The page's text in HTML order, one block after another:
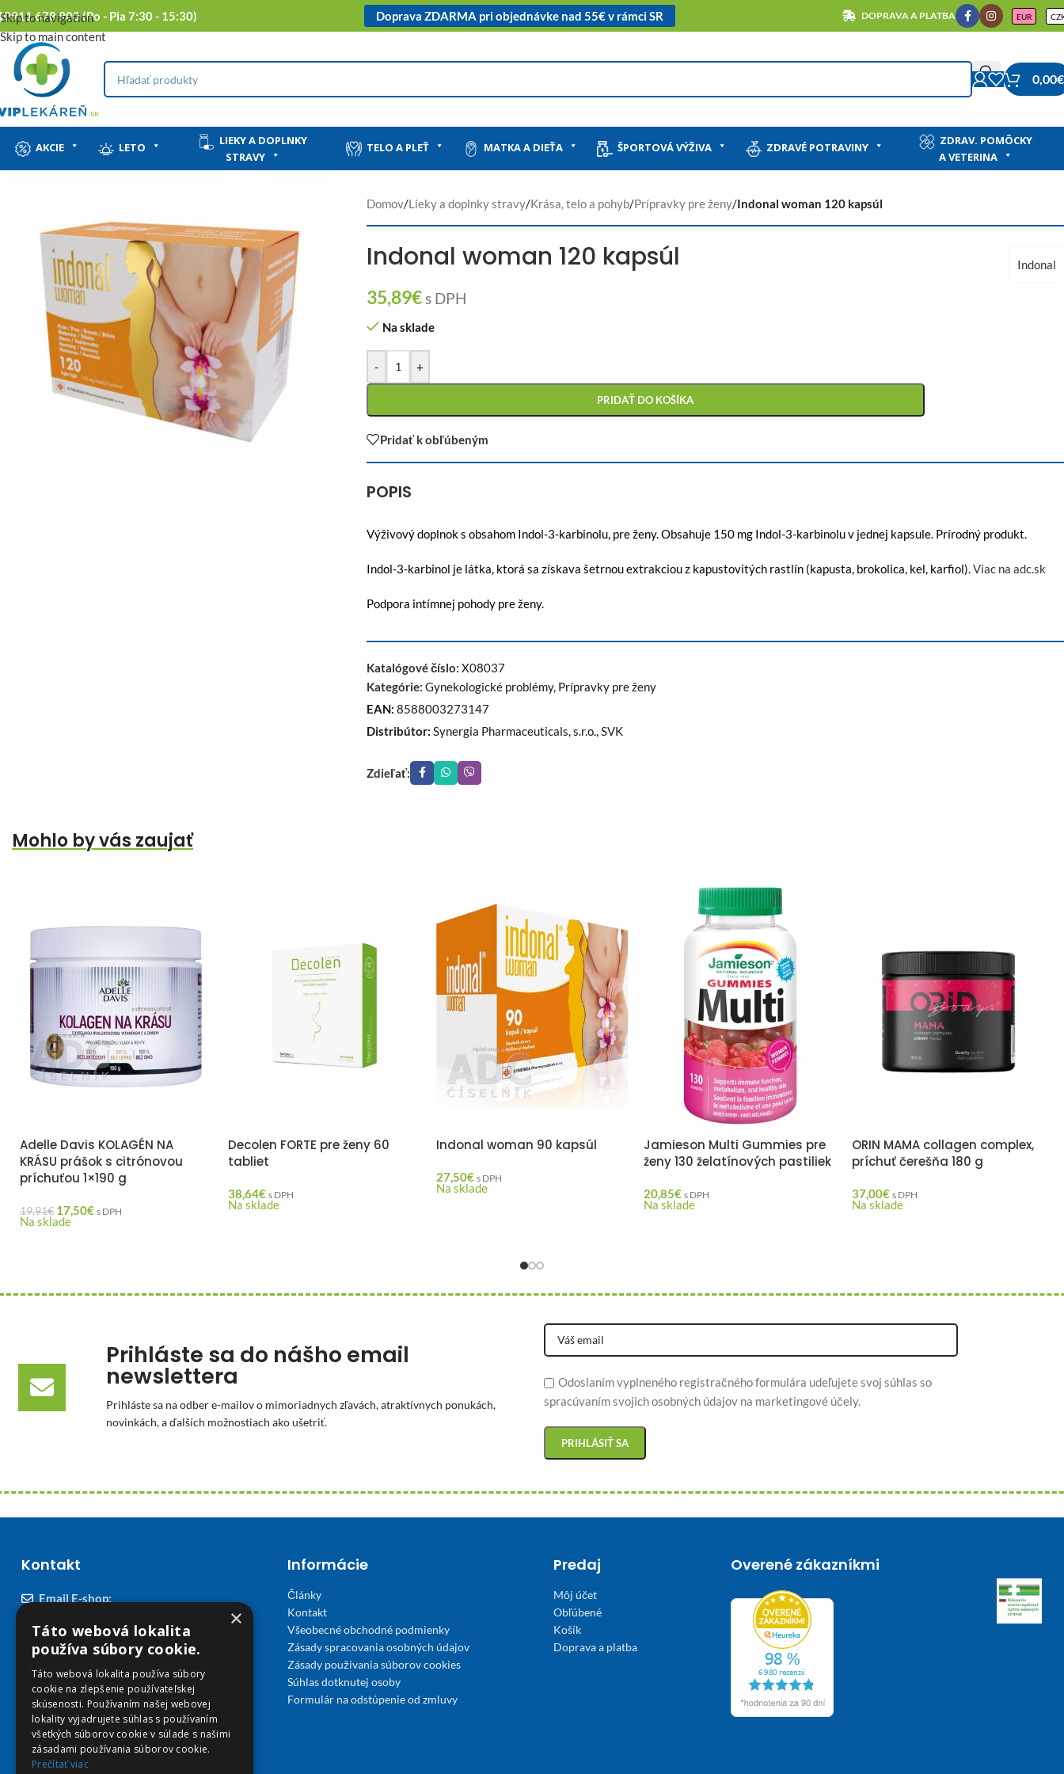
Skip to navigation
Skip to main content
0911 678 900 (Po - Pia 7:30 - 15:30) Doprava ZDARMA pri objednávke nad 55€ v rámci SR DOPRAVA A PLATBA EUR
0,00€
AKCIE LETO
LIEKY A DOPLNKY
STRAVY
TELO A PLEŤ MATKA A DIEŤA ŠPORTOVÁ VÝŽIVA ZDRAVÉ POTRAVINY
ZDRAV. POMÔCKY
A VETERINA
Domov/Lieky a doplnky stravy/Krása, telo a pohyb/Prípravky pre ženy/Indonal woman 120 kapsúl
Indonal woman 120 kapsúl Indonal
35,89€s DPH
Na sklade
- +
PRIDAŤ DO KOŠÍKA
Pridať k obľúbeným
POPIS
Výživový doplnok s obsahom Indol-3-karbinolu, pre ženy. Obsahuje 150 mg Indol-3-karbinolu v jednej kapsule. Prírodný produkt.
Indol-3-karbinol je látka, ktorá sa získava šetrnou extrakciou z kapustovitých rastlín (kapusta, brokolica, kel, karfiol).Viac na adc.sk
Podpora intímnej pohody pre ženy.
Katalógové číslo: X08037
Kategórie: Gynekologické problémy, Prípravky pre ženy
EAN: 8588003273147
Distribútor: Synergia Pharmaceuticals, s.r.o., SVK
Zdieľať:
Mohlo by vás zaujať
Adelle Davis KOLAGÉN NA
KRÁSU prášok s citrónovou
príchuťou 1×190 g
19,91€ 17,50€ s DPH
Na sklade
Decolen FORTE pre ženy 60
tabliet
38,64€ s DPH
Na sklade
Indonal woman 90 kapsúl
27,50€ s DPH
Na sklade
Jamieson Multi Gummies pre
ženy 130 želatínových pastiliek
20,85€ s DPH
Na sklade
ORIN MAMA collagen complex,
príchuť čerešňa 180 g
37,00€ s DPH
Na sklade
Prihláste sa do nášho email
newslettera
Prihláste sa na odber e-mailov o mimoriadnych zľavách, atraktívnych ponukách,
novinkách, a ďalších možnostiach ako ušetriť.
Odoslaním vyplneného registračného formulára udeľujete svoj súhlas so
spracúvaním svojich osobných údajov na marketingové účely.
Kontakt
Email E-shop:
podpora@viplekaren.sk
Telefón E-shop:
0911 678 900(Po - Pia 7:30 - 15:30)
Telefón kamenná Lekáreň VIP Košice:
055 307 78 30
(Po - Ne 8:00 - 18:00)
Adresa Lekáreň VIP:
Informácie
Články
Kontakt
Všeobecné obchodné podmienky
Zásady spracovania osobných údajov
Zásady používania súborov cookies
Súhlas dotknutej osoby
Formulár na odstúpenie od zmluvy
Predaj
Môj účet
Obľúbené
Košík
Doprava a platba
Overené zákazníkmi
×
Táto webová lokalita
používa súbory cookie.
Táto webová lokalita používa súbory
cookie na zlepšenie používateľskej
skúsenosti. Používaním našej webovej
lokality vyjadrujete súhlas s používaním
všetkých súborov cookie v súlade s našimi
zásadami používania súborov cookie.
Prečítať viac